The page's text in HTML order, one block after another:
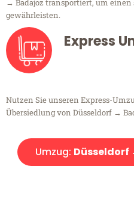
→ Badajoz transportiert, um einen
gewährleisten.
Express
Nutzen Sie unseren Express-
Übersiedlung von Düsseldorf →
Umzug: Düsseldorf